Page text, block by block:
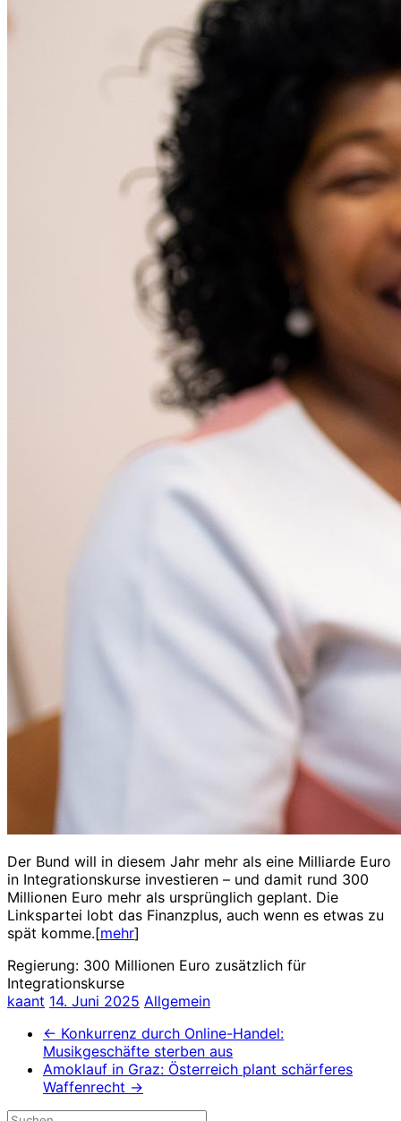
Der Bund will in diesem Jahr mehr als eine Milliarde Euro
in Integrationskurse investieren – und damit rund 300
Millionen Euro mehr als ursprünglich geplant. Die
Linkspartei lobt das Finanzplus, auch wenn es etwas zu
spät komme.[mehr]
Regierung: 300 Millionen Euro zusätzlich für
Integrationskurse
kaant 14. Juni 2025 Allgemein
← Konkurrenz durch Online-Handel:
Musikgeschäfte sterben aus
Amoklauf in Graz: Österreich plant schärferes
Waffenrecht →